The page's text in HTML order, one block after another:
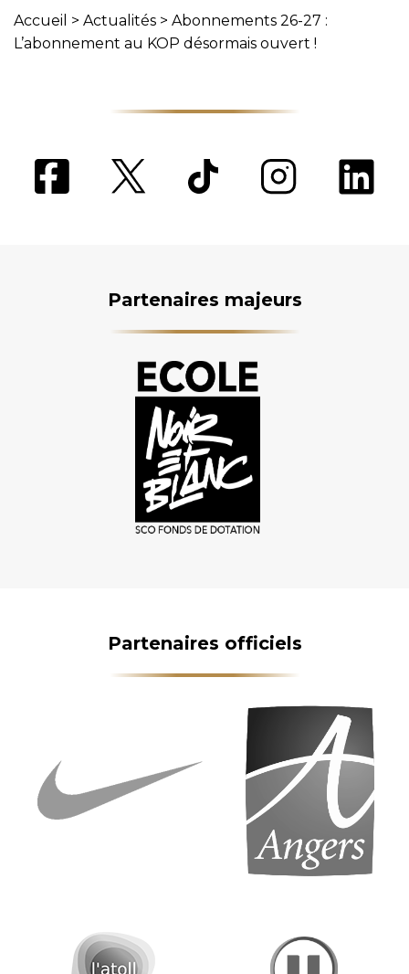
Accueil > Actualités > Abonnements 26-27 :
L’abonnement au KOP désormais ouvert !
Partenaires majeurs
Partenaires officiels